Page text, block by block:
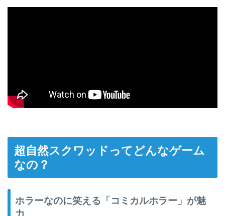
超自然スクワッドってどんなゲーム
なの？
ホラーなのに笑える「コミカルホラー」が魅